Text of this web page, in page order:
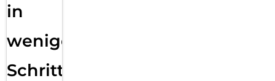
in
wenigen
Schritten